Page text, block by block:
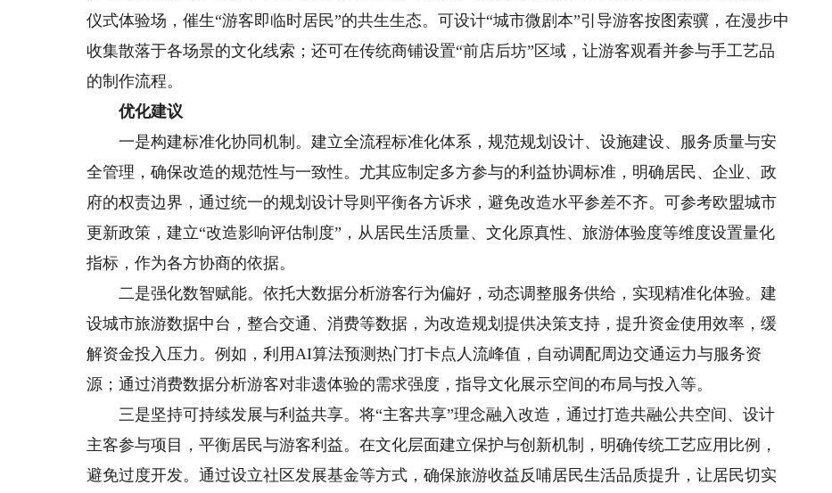
仪式体验场，催生“游客即临时居民”的共生生态。可设计“城市微剧本”引导游客按图索骥，在漫步中
收集散落于各场景的文化线索；还可在传统商铺设置“前店后坊”区域，让游客观看并参与手工艺品
的制作流程。
优化建议
一是构建标准化协同机制。建立全流程标准化体系，规范规划设计、设施建设、服务质量与安
全管理，确保改造的规范性与一致性。尤其应制定多方参与的利益协调标准，明确居民、企业、政
府的权责边界，通过统一的规划设计导则平衡各方诉求，避免改造水平参差不齐。可参考欧盟城市
更新政策，建立“改造影响评估制度”，从居民生活质量、文化原真性、旅游体验度等维度设置量化
指标，作为各方协商的依据。
二是强化数智赋能。依托大数据分析游客行为偏好，动态调整服务供给，实现精准化体验。建
设城市旅游数据中台，整合交通、消费等数据，为改造规划提供决策支持，提升资金使用效率，缓
解资金投入压力。例如，利用AI算法预测热门打卡点人流峰值，自动调配周边交通运力与服务资
源；通过消费数据分析游客对非遗体验的需求强度，指导文化展示空间的布局与投入等。
三是坚持可持续发展与利益共享。将“主客共享”理念融入改造，通过打造共融公共空间、设计
主客参与项目，平衡居民与游客利益。在文化层面建立保护与创新机制，明确传统工艺应用比例，
避免过度开发。通过设立社区发展基金等方式，确保旅游收益反哺居民生活品质提升，让居民切实